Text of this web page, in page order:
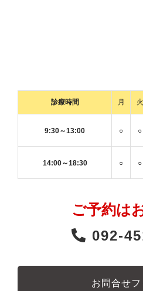
診療時間 月 火
9:30～13:00 ○ ○
14:00～18:30 ○ ○
ご予約は
092-
お問合せフ